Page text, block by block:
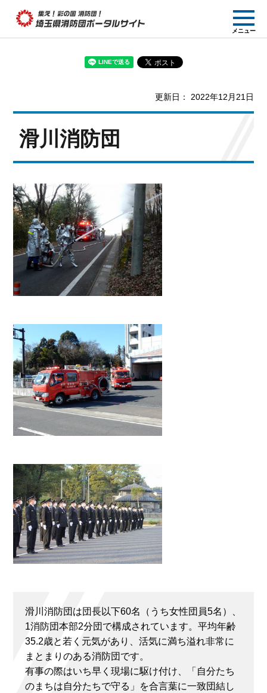
集え! 彩の国消防団!
埼玉県消防団ポー
タルサイト
メニュー
更新日： 2022年12月21日
滑川消防団
滑川消防団は団長以下60名（うち女性団員5名）、
1消防団本部2分団で構成されています。平均年齢
35.2歳と若く元気があり、活気に満ち溢れ非常に
まとまりのある消防団です。
有事の際はいち早く現場に駆け付け、「自分たち
のまちは自分たちで守る」を合言葉に一致団結し